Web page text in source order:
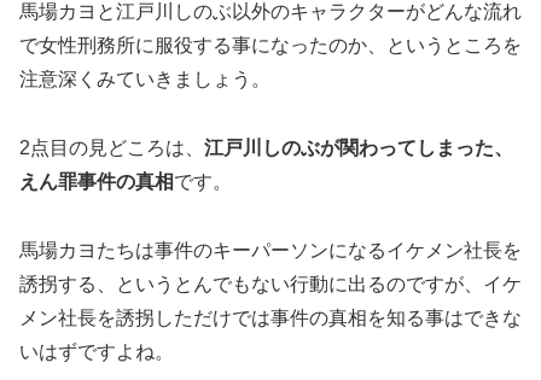
馬場カヨと江戸川しのぶ以外のキャラクターがどんな流れ
で女性刑務所に服役する事になったのか、というところを
注意深くみていきましょう。
2点目の見どころは、 江戸川しのぶが関わってしまった、
えん罪事件の真相です。
馬場カヨたちは事件のキーパーソンになるイケメン社長を
誘拐する、というとんでもない行動に出るのですが、イケ
メン社長を誘拐しただけでは事件の真相を知る事はできな
いはずですよね。